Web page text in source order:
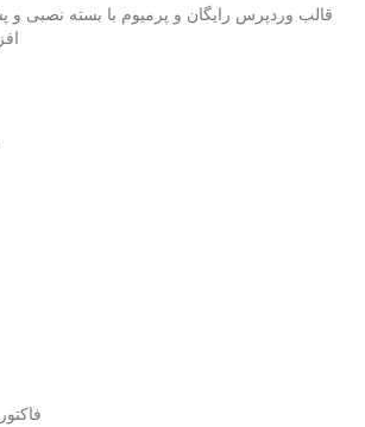
قالب وردپرس رایگان و پرمیوم با بسته نصبی و